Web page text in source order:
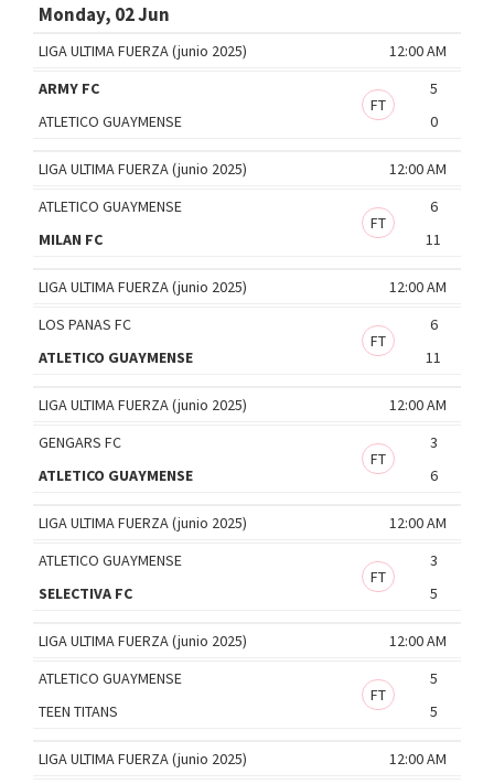
Monday, 02 Jun
12:00 AM
LIGA ULTIMA FUERZA (junio 2025)
ARMY FC
5
FT
ATLETICO GUAYMENSE
0
12:00 AM
LIGA ULTIMA FUERZA (junio 2025)
ATLETICO GUAYMENSE
6
FT
MILAN FC
11
12:00 AM
LIGA ULTIMA FUERZA (junio 2025)
LOS PANAS FC
6
FT
ATLETICO GUAYMENSE
11
12:00 AM
LIGA ULTIMA FUERZA (junio 2025)
GENGARS FC
3
FT
ATLETICO GUAYMENSE
6
12:00 AM
LIGA ULTIMA FUERZA (junio 2025)
ATLETICO GUAYMENSE
3
FT
SELECTIVA FC
5
12:00 AM
LIGA ULTIMA FUERZA (junio 2025)
ATLETICO GUAYMENSE
5
FT
TEEN TITANS
5
12:00 AM
LIGA ULTIMA FUERZA (junio 2025)